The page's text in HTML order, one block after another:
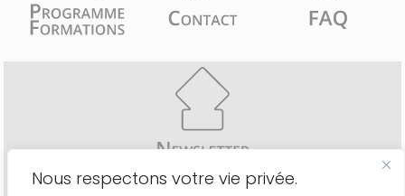
Nous respectons votre vie privée.